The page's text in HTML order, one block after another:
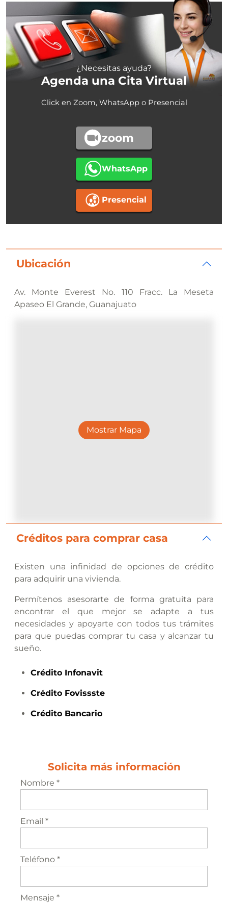
¿Necesitas ayuda?
Agenda una Cita Virtual
Click en Zoom, WhatsApp o Presencial
zoom
WhatsApp
Presencial
Ubicación
Av. Monte Everest No. 110 Fracc. La Meseta
Apaseo El Grande, Guanajuato
Mostrar Mapa
Créditos para comprar casa
Existen una infinidad de opciones de crédito
para adquirir una vivienda.
Permítenos asesorarte de forma gratuita para
encontrar el que mejor se adapte a tus
necesidades y apoyarte con todos tus trámites
para que puedas comprar tu casa y alcanzar tu
sueño.
Crédito Infonavit
Crédito Fovissste
Crédito Bancario
Solicita más información
Nombre *
Email *
Teléfono *
Mensaje *